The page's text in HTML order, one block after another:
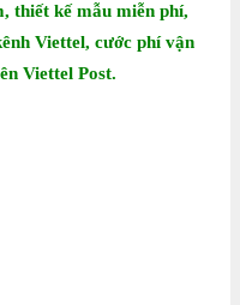
thiết kế mẫu miễn phí,
Viettel, cước phí vận
Viettel Post.